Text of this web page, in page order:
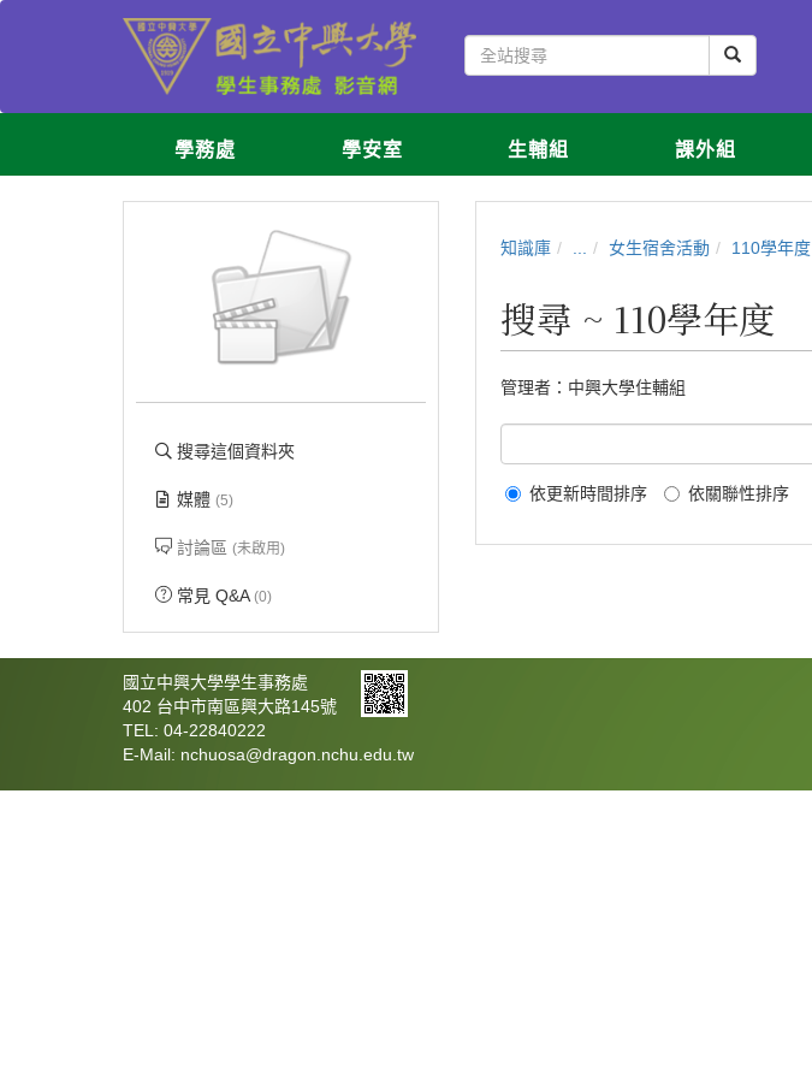
學務處 學安室 生輔組 課外組
搜尋這個資料夾
媒體(5)
討論區(未啟用)
常見 Q&A(0)
知識庫 女生宿舍活動 110學年度
搜尋 ~ 110學年度
管理者： 中興大學住輔組
依更新時間排序 依關聯性排序
國立中興大學學生事務處
402 台中市南區興大路145號
TEL: 04-22840222
E-Mail: nchuosa@dragon.nchu.edu.tw